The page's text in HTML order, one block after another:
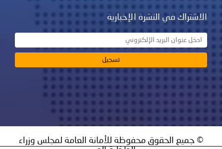
في النشرة الإخبارية
الحقوق محفوظة للأمانة العامة لمجلس وزراء